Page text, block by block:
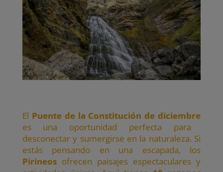
El Puente de la Constitución de diciembre
es una oportunidad perfecta para
desconectar y sumergirse en la naturaleza. Si
estás pensando en una escapada, los
Pirineosofrecen paisajes espectaculares y